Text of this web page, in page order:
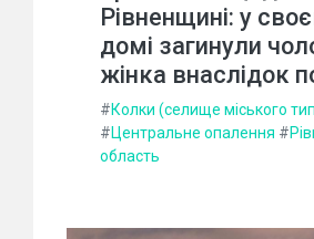
Рівненщині: у
домі загинули
жінка внаслідок
#Колки (селище міського
#Центральне опалення #
область